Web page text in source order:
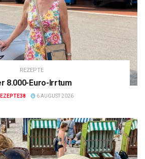
REZEPTE
8.000-Euro-Irrtum
6 AUGUST 2026